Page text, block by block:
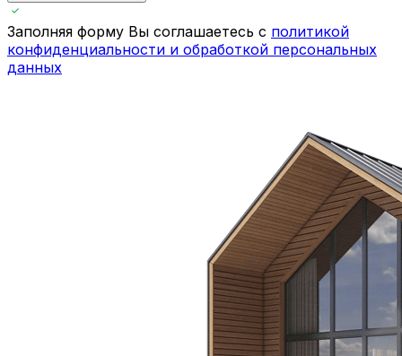
Заполняя форму Вы соглашаетесь с политикой
конфиденциальности и обработкой персональных
данных